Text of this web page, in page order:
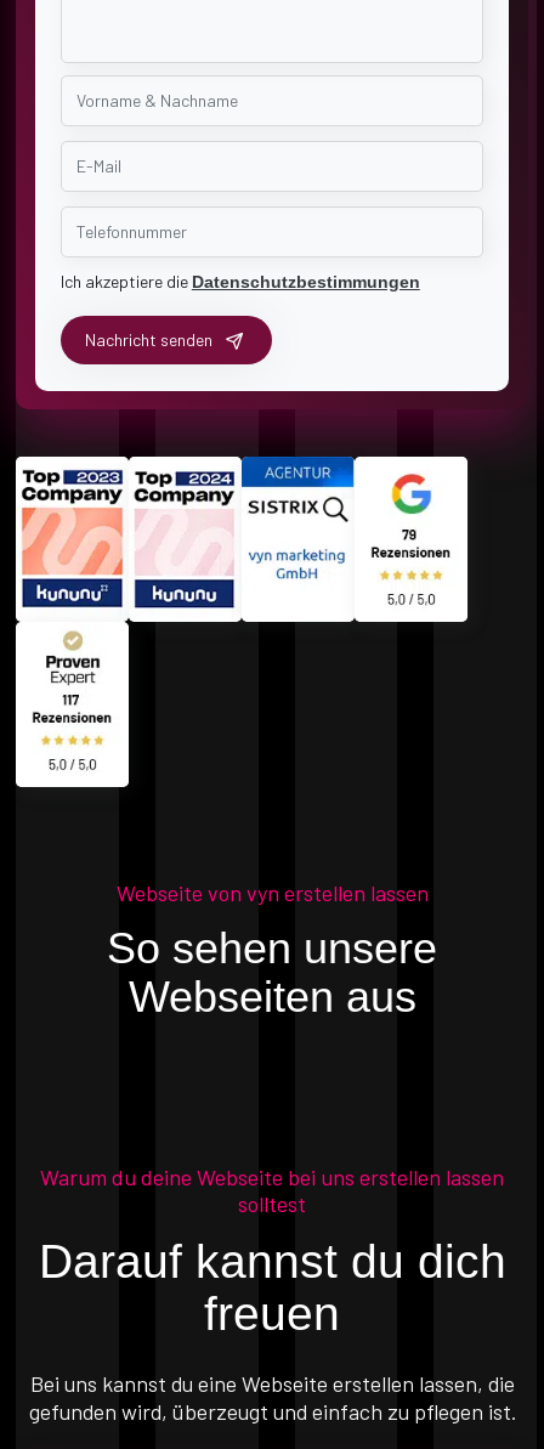
Ich akzeptiere die Datenschutzbestimmungen
Nachricht senden
Webseite von vyn erstellen lassen
So sehen unsere
Webseiten aus
Warum du deine Webseite bei uns erstellen lassen
solltest
Darauf kannst du dich
freuen
Bei uns kannst du eine Webseite erstellen lassen, die
gefunden wird, überzeugt und einfach zu pflegen ist.